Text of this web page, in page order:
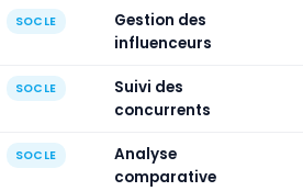
SOCLE
Gestion des
influenceurs
SOCLE
Suivi des
concurrents
SOCLE
Analyse
comparative